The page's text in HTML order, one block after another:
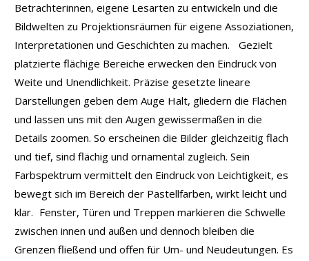
Betrachterinnen, eigene Lesarten zu entwickeln und die
Bildwelten zu Projektionsräumen für eigene Assoziationen,
Interpretationen und Geschichten zu machen. Gezielt
platzierte flächige Bereiche erwecken den Eindruck von
Weite und Unendlichkeit. Präzise gesetzte lineare
Darstellungen geben dem Auge Halt, gliedern die Flächen
und lassen uns mit den Augen gewissermaßen in die
Details zoomen. So erscheinen die Bilder gleichzeitig flach
und tief, sind flächig und ornamental zugleich. Sein
Farbspektrum vermittelt den Eindruck von Leichtigkeit, es
bewegt sich im Bereich der Pastellfarben, wirkt leicht und
klar. Fenster, Türen und Treppen markieren die Schwelle
zwischen innen und außen und dennoch bleiben die
Grenzen fließend und offen für Um- und Neudeutungen. Es